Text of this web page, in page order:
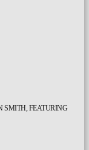
SMITH, FEATURING